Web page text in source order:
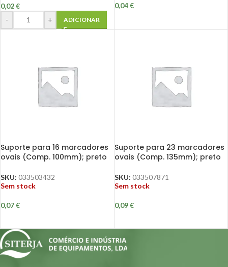
0,02€
-
+ ADICIONAR
0,04€
Suporte para 16 marcadores
ovais (Comp. 100mm); preto
SKU: 033503432
Sem stock
0,07€
Suporte para 23 marcadores
ovais (Comp. 135mm); preto
SKU: 033507871
Sem stock
0,09€